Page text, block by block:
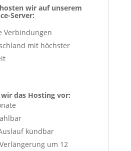
wir auf unserem
Server:
Verbindungen
mit höchster
das Hosting vor:
kündbar
um 12